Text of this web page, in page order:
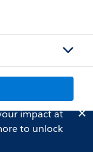
impact at
to unlock